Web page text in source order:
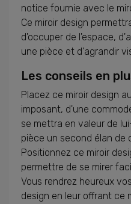
notice fournie avec le
Ce miroir design
d'occuper de l'espace,
une pièce et d'agrandir
Les conseils en
Placez ce miroir design
imposant, d'une
se mettra en valeur de
pièce un second élan de
Positionnez ce miroir
permettre de se mirer
Vous rendrez heureux
design en leur offrant ce